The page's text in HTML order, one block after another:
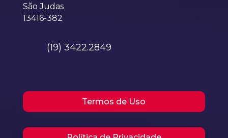
São Judas
13416-382
(19) 3422.2849
Termos de Uso